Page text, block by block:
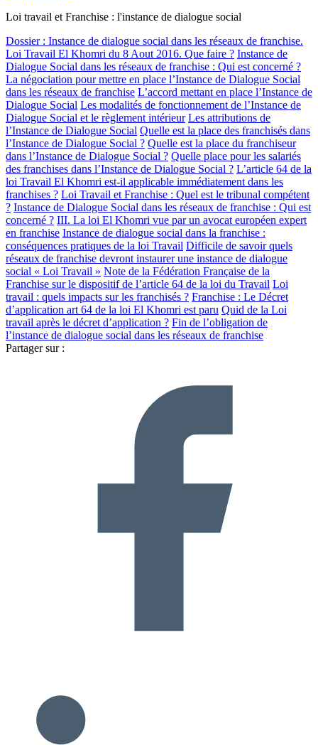
Loi travail et Franchise : l'instance de dialogue social
Dossier : Instance de dialogue social dans les réseaux de franchise.
Loi Travail El Khomri du 8 Aout 2016. Que faire ? Instance de
Dialogue Social dans les réseaux de franchise : Qui est concerné ?
La négociation pour mettre en place l’Instance de Dialogue Social
dans les réseaux de franchise L’accord mettant en place l’Instance de
Dialogue Social Les modalités de fonctionnement de l’Instance de
Dialogue Social et le règlement intérieur Les attributions de
l’Instance de Dialogue Social Quelle est la place des franchisés dans
l’Instance de Dialogue Social ? Quelle est la place du franchiseur
dans l’Instance de Dialogue Social ? Quelle place pour les salariés
des franchises dans l’Instance de Dialogue Social ? L’article 64 de la
loi Travail El Khomri est-il applicable immédiatement dans les
franchises ? Loi Travail et Franchise : Quel est le tribunal compétent
? Instance de Dialogue Social dans les réseaux de franchise : Qui est
concerné ? III. La loi El Khomri vue par un avocat européen expert
en franchise Instance de dialogue social dans la franchise :
conséquences pratiques de la loi Travail Difficile de savoir quels
réseaux de franchise devront instaurer une instance de dialogue
social « Loi Travail » Note de la Fédération Française de la
Franchise sur le dispositif de l’article 64 de la loi du Travail Loi
travail : quels impacts sur les franchisés ? Franchise : Le Décret
d’application art 64 de la loi El Khomri est paru Quid de la Loi
travail après le décret d’application ? Fin de l’obligation de
l’instance de dialogue social dans les réseaux de franchise
Partager sur :